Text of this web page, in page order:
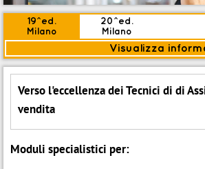
Verso l'eccellenza dei Tecnici di di
vendita
Moduli specialistici per:
19^ed.
Milano
20^ed.
Milano
Visualizza
Modalità:Aula
NOVITÀ
In corso
Iscriviti